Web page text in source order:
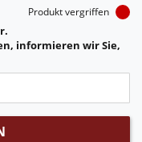
Produkt vergriffen
informieren wir Sie,